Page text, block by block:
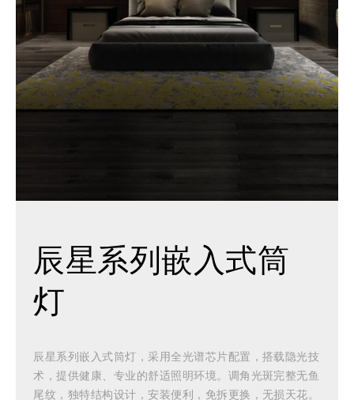
辰星系列嵌入式筒
灯
辰星系列嵌入式筒灯，采用全光谱芯片配置，搭载隐光技
术，提供健康、专业的舒适照明环境。调角光斑完整无鱼
尾纹，独特结构设计，安装便利，免拆更换，无损天花。